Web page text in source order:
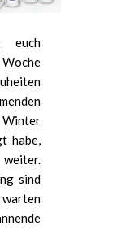
euch
habe,
sind